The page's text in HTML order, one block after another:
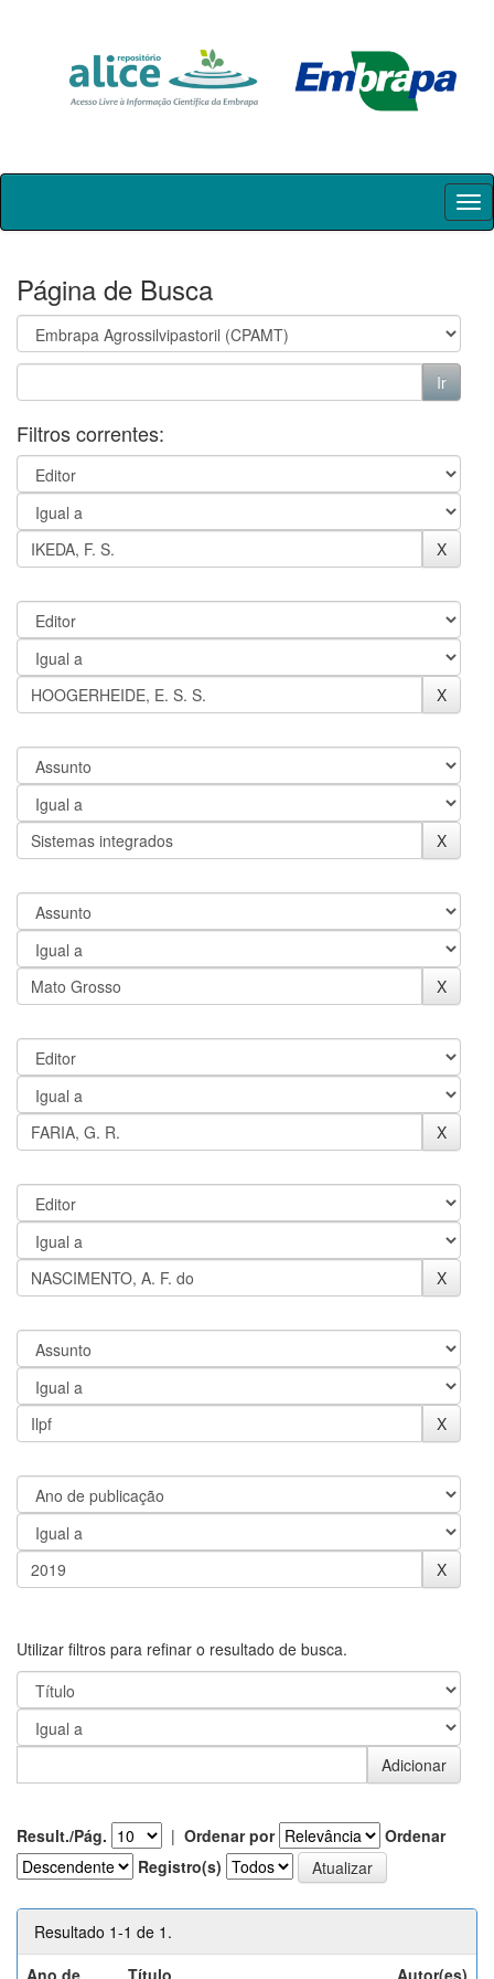
Skip
Página de Busca
Filtros correntes:
Utilizar filtros para refinar o resultado de busca.
Result./Pág. | Ordenar por
Ordenar
Registro(s)
Resultado 1-1 de 1.
Ano de
Título Autor(es)